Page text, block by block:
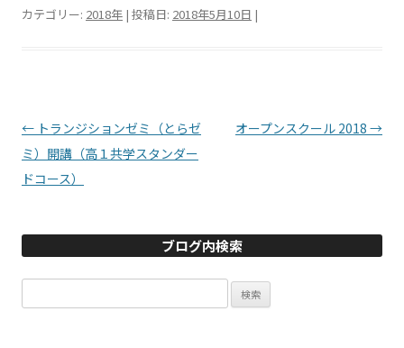
カテゴリー: 2018年 | 投稿日: 2018年5月10日 |
投稿ナビゲーション
← トランジションゼミ（とらゼ
ミ）開講（高１共学スタンダー
ドコース）
オープンスクール 2018 →
ブログ内検索
索: